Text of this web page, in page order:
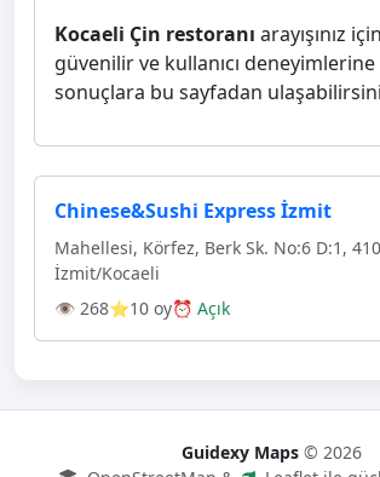
Kocaeli Çin restoranı arayışınız
güvenilir ve kullanıcı deneyimlerine
sonuçlara bu sayfadan
Chinese&Sushi Express İzmit
Mahellesi, Körfez, Berk Sk. No:6 D:1,
İzmit/Kocaeli
👁 268⭐10 oy⏰ Açık
Guidexy Maps© 2026